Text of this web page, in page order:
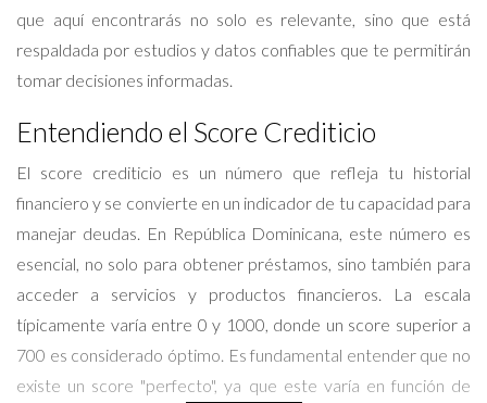
que aquí encontrarás no solo es relevante, sino que está
respaldada por estudios y datos confiables que te permitirán
tomar decisiones informadas.
Entendiendo el Score Crediticio
El score crediticio es un número que refleja tu historial
financiero y se convierte en un indicador de tu capacidad para
manejar deudas. En República Dominicana, este número es
esencial, no solo para obtener préstamos, sino también para
acceder a servicios y productos financieros. La escala
típicamente varía entre 0 y 1000, donde un score superior a
700 es considerado óptimo. Es fundamental entender que no
existe un score "perfecto", ya que este varía en función de